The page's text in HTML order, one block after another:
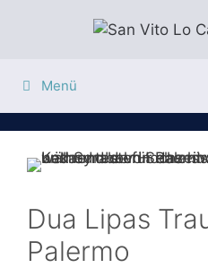
Menü
Dua Lipas
Palermo